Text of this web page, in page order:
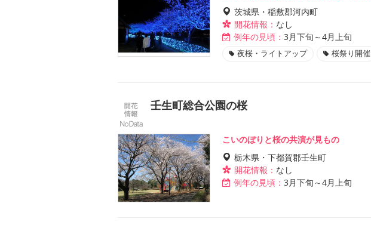
茨城県・稲敷郡河内町
開花情報： なし
例年の見頃： 3月下旬～4月上旬
夜桜・ライトアップ 桜祭り開催
壬生町総合公園の桜
こいのぼりと桜の共演が見もの
栃木県・下都賀郡壬生町
開花情報： なし
例年の見頃： 3月下旬～4月上旬